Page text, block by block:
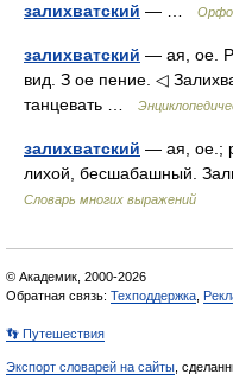
залихватский — …
залихватский — ая, ое.
вид. З ое пение. ◁
танцевать …
залихватский — ая, ое.;
лихой, бесшабашный.
Словарь многих выражений
© Академик, 2000-2026
Обратная связь: Техподдержка
👣 Путешествия
Экспорт словарей на сайты ,